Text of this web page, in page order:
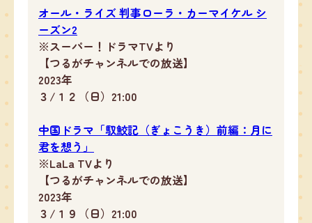
オール・ライズ 判事ローラ・カーマイケル シ
ーズン2
※スーパー！ドラマTVより
【つるがチャンネルでの放送】
2023年
３/１２（日）21:00
中国ドラマ「馭鮫記（ぎょこうき）前編：月に
君を想う」
※LaLa TVより
【つるがチャンネルでの放送】
2023年
３/１９（日）21:00